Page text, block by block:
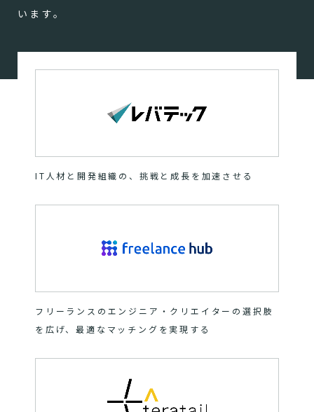
います。
IT人材と開発組織の、挑戦と成長を加速させる
フリーランスのエンジニア・クリエイターの選択肢
を広げ、最適なマッチングを実現する